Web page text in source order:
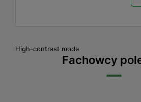
High-contrast mode
Fachowcy